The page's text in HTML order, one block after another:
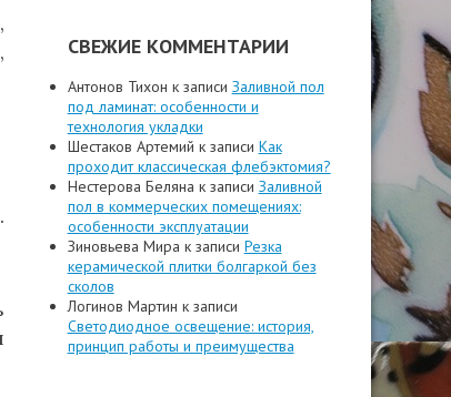
СВЕЖИЕ КОММЕНТАРИИ
Антонов Тихон к записи Заливной пол
под ламинат: особенности и
технология укладки
Шестаков Артемий к записи Как
проходит классическая флебэктомия?
Нестерова Беляна к записи Заливной
пол в коммерческих помещениях:
особенности эксплуатации
Зиновьева Мира к записи Резка
керамической плитки болгаркой без
сколов
Логинов Мартин к записи
Светодиодное освещение: история,
принцип работы и преимущества